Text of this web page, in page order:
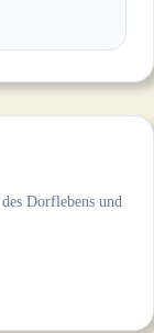
Dorflebens und